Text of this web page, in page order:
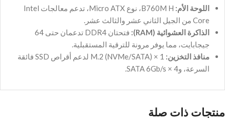
اللوحة الأم:
B760M H، نوع Micro ATX، تدعم معالجات Intel
Core من الجيل الثاني عشر والثالث عشر.
الذاكرة العشوائية (RAM):
فتحتان DDR4 تدعمان حتى 64
جيجابايت، مما يوفر مرونة للترقية المستقبلية.
منافذ التخزين:
1 × M.2 (NVMe/SATA) لدعم أقراص SSD فائقة
السرعة، و4 × SATA 6Gb/s.
منتجات ذات صلة